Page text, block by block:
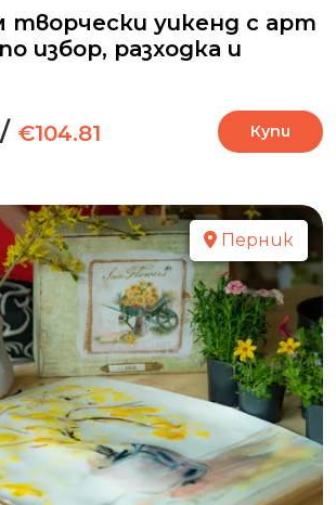
творчески уикенд с арт
избор, разходка и
/ €104.81 Купи
Перник